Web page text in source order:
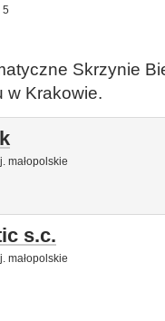
5
Skrzynie
w Krakowie.
małopolskie
s.c.
małopolskie